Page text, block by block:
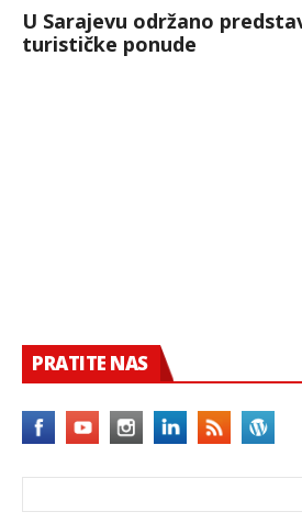
U Sarajevu održano
turističke ponude
PRATITE NAS